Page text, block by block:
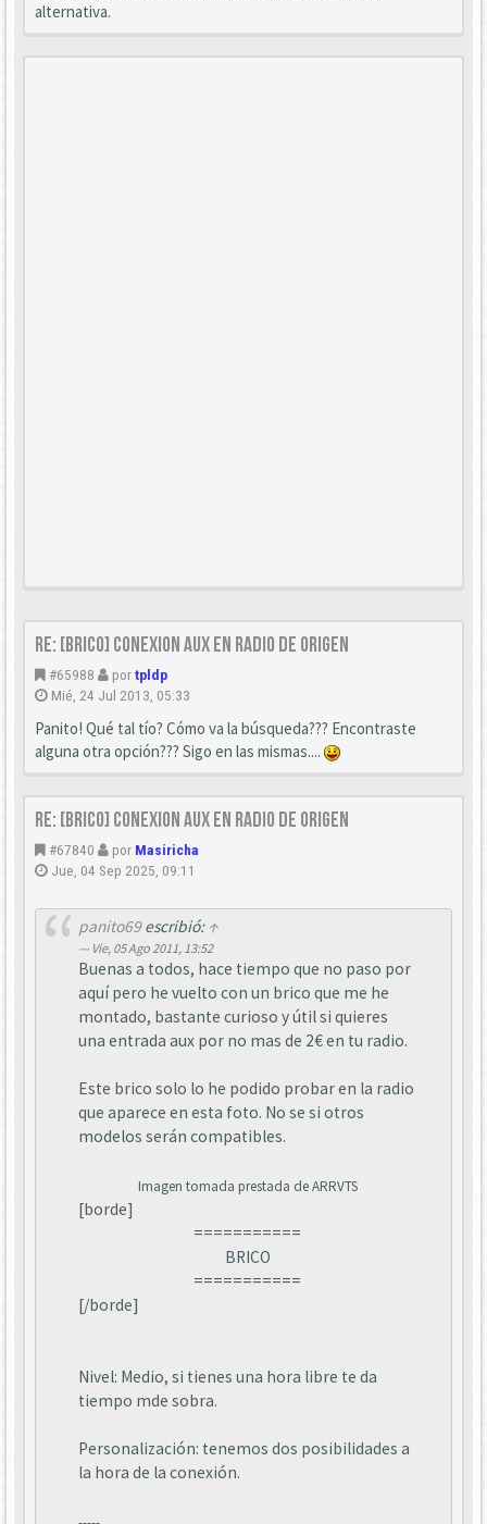
alternativa.
Re: [Brico] Conexion AUX en radio de origen
#65988 portpldp
Mié, 24 Jul 2013, 05:33
Panito! Qué tal tío? Cómo va la búsqueda??? Encontraste
alguna otra opción??? Sigo en las mismas....
Re: [Brico] Conexion AUX en radio de origen
#67840 por Masiricha
Jue, 04 Sep 2025, 09:11
panito69escribió: ↑
Vie, 05 Ago 2011, 13:52
Buenas a todos, hace tiempo que no paso por
aquí pero he vuelto con un brico que me he
montado, bastante curioso y útil si quieres
una entrada aux por no mas de 2€ en tu radio.
Este brico solo lo he podido probar en la radio
que aparece en esta foto. No se si otros
modelos serán compatibles.
Imagen tomada prestada de ARRVTS
[borde]
===========
BRICO
===========
[/borde]
Nivel: Medio, si tienes una hora libre te da
tiempo mde sobra.
Personalización: tenemos dos posibilidades a
la hora de la conexión.